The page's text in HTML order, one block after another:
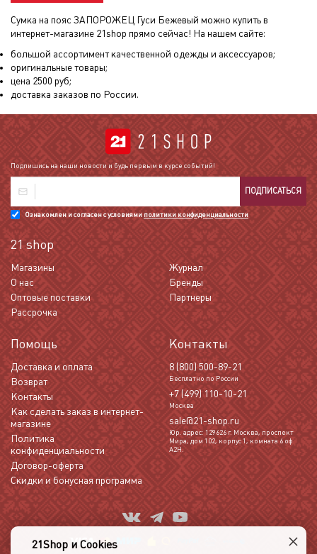
Сумка на пояс ЗАПОРОЖЕЦ Гуси Бежевый можно купить в
интернет-магазине 21shop прямо сейчас! На нашем сайте:
большой ассортимент качественной одежды и аксессуаров;
оригинальные товары;
цена 2500 руб;
доставка заказов по России.
Подпишись на наши новости и будь первым в курсе событий!
ПОДПИСАТЬСЯ
Ознакомлен и согласен с условиямиполитики конфиденциальности
21 shop
Магазины
Журнал
О нас
Бренды
Оптовые поставки
Партнеры
Рассрочка
Помощь
Доставка и оплата
Возврат
Контакты
Как сделать заказ в интернет-
магазине
Политика
конфиденциальности
Договор-оферта
Скидки и бонусная программа
Контакты
8 (800) 500-89-21
Бесплатно по России
+7 (499) 110-10-21
Москва
sale@21-shop.ru
Юр. адрес: 129626 г. Москва, проспект
Мира, дом 102, корпус 1, комната 6 оф
А2Н.
21Shop и Cookies ×